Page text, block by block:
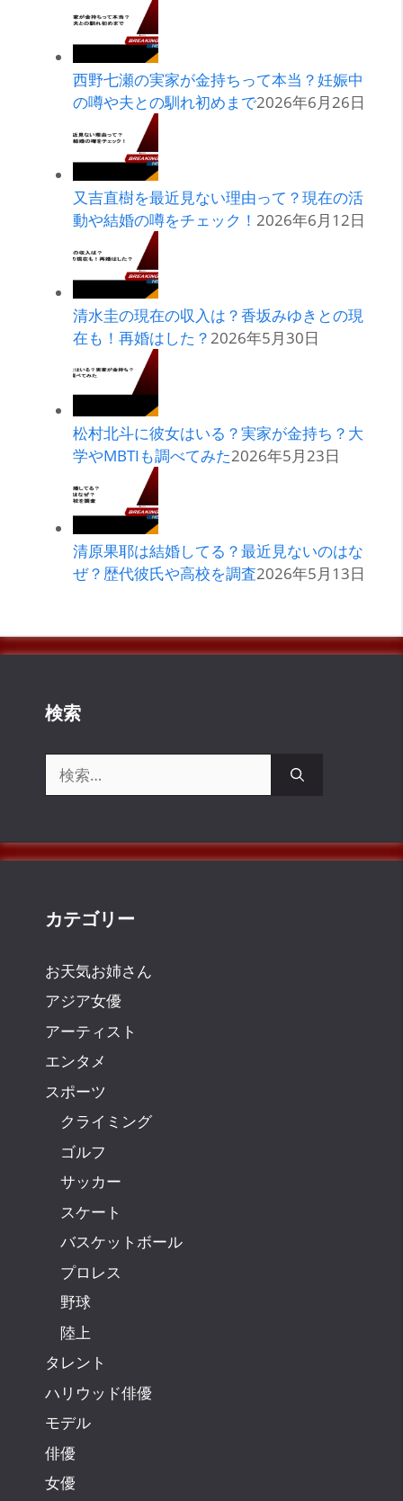
西野七瀬の実家が金持ちって本当？妊娠中
の噂や夫との馴れ初めまで2026年6月26日
又吉直樹を最近見ない理由って？現在の活
動や結婚の噂をチェック！ 2026年6月12日
清水圭の現在の収入は？香坂みゆきとの現
在も！再婚はした？2026年5月30日
松村北斗に彼女はいる？実家が金持ち？大
学やMBTIも調べてみた2026年5月23日
清原果耶は結婚してる？最近見ないのはな
ぜ？歴代彼氏や高校を調査2026年5月13日
検索
索:
カテゴリー
お天気お姉さん
アジア女優
アーティスト
エンタメ
スポーツ
クライミング
ゴルフ
サッカー
スケート
バスケットボール
プロレス
野球
陸上
タレント
ハリウッド俳優
モデル
俳優
女優